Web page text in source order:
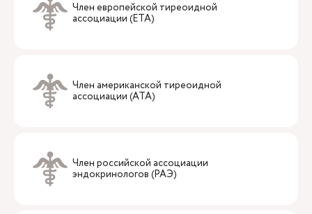
Член европейской тиреоидной
ассоциации (ETA)
Член американской тиреоидной
ассоциации (ATA)
Член российской ассоциации
эндокринологов (РАЭ)